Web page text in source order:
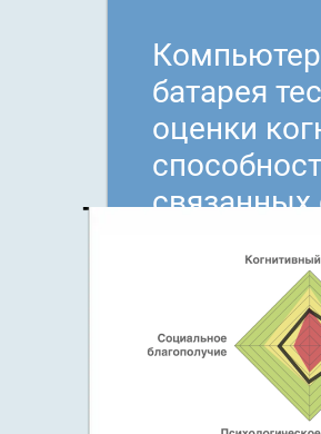
батарея
оценки
связанных